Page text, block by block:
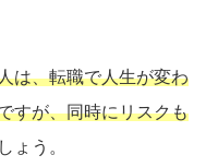
は、転職で人生が変わ
すが、同時にリスクも
ょう。